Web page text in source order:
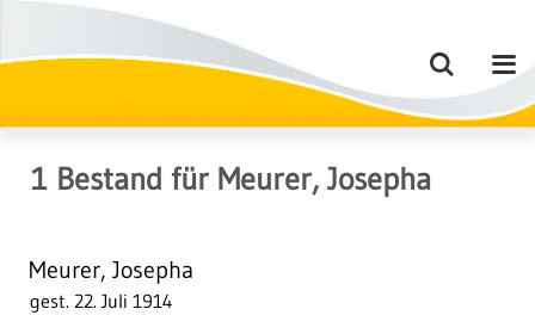
1 Bestand für Meurer, Josepha
Meurer, Josepha
gest. 22. Juli 1914